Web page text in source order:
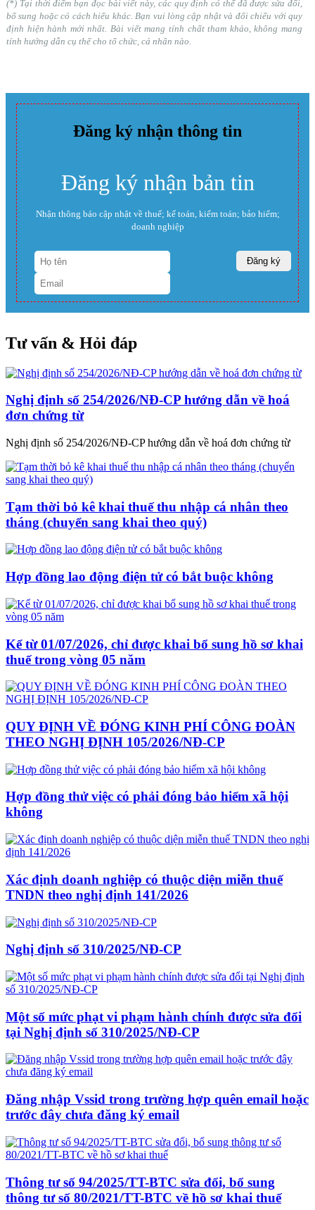
(*) Tại thời điểm bạn đọc bài viết này, các quy định có thể đã được sửa đổi,
bổ sung hoặc có cách hiểu khác. Bạn vui lòng cập nhật và đối chiếu với quy
định hiện hành mới nhất. Bài viết mang tính chất tham khảo, không mang
tính hướng dẫn cụ thể cho tổ chức, cá nhân nào.
Đăng ký nhận thông tin
Đăng ký nhận bản tin
Nhận thông báo cập nhật về thuế; kế toán, kiểm toán; bảo hiểm;
doanh nghiệp
Tư vấn & Hỏi đáp
Nghị định số 254/2026/NĐ-CP hướng dẫn về hoá
đơn chứng từ
Nghị định số 254/2026/NĐ-CP hướng dẫn về hoá đơn chứng từ
Tạm thời bỏ kê khai thuế thu nhập cá nhân theo
tháng (chuyển sang khai theo quý)
Hợp đồng lao động điện tử có bắt buộc không
Kể từ 01/07/2026, chỉ được khai bổ sung hồ sơ khai
thuế trong vòng 05 năm
QUY ĐỊNH VỀ ĐÓNG KINH PHÍ CÔNG ĐOÀN
THEO NGHỊ ĐỊNH 105/2026/NĐ-CP
Hợp đồng thử việc có phải đóng bảo hiểm xã hội
không
Xác định doanh nghiệp có thuộc diện miễn thuế
TNDN theo nghị định 141/2026
Nghị định số 310/2025/NĐ-CP
Một số mức phạt vi phạm hành chính được sửa đổi
tại Nghị định số 310/2025/NĐ-CP
Đăng nhập Vssid trong trường hợp quên email hoặc
trước đây chưa đăng ký email
Thông tư số 94/2025/TT-BTC sửa đổi, bổ sung
thông tư số 80/2021/TT-BTC về hồ sơ khai thuế